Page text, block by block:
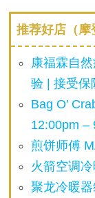
推荐好店（摩
康福霖自
验 | 接受保
Bag O’
12:00pm –
煎饼师傅
火箭空调
聚龙冷暖